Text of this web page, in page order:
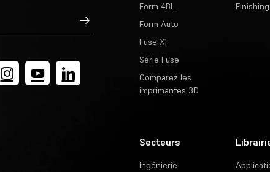
Inscription
Form 4BL
Form Auto
Fuse X1
Série Fuse
Comparez les
imprimantes 3D
Secteurs
Ingénierie